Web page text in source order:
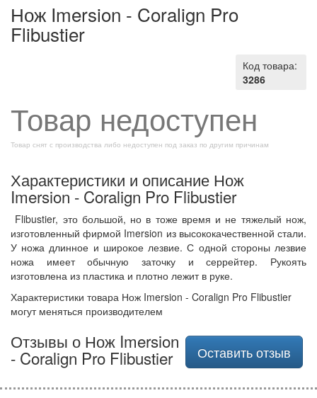
Нож Imersion - Coralign Pro
Flibustier
Код товара:
3286
Товар недоступен
Товар снят с производства либо недоступен под заказ по другим причинам
Характеристики и описание Нож
Imersion - Coralign Pro Flibustier
Flibustier, это большой, но в тоже время и не тяжелый нож,
изготовленный фирмой Imersion из высококачественной стали.
У ножа длинное и широкое лезвие. С одной стороны лезвие
ножа имеет обычную заточку и серрейтер. Рукоять
изготовлена из пластика и плотно лежит в руке.
Характеристики товара Нож Imersion - Coralign Pro Flibustier
могут меняться производителем
Оставить отзыв
Отзывы о Нож Imersion
- Coralign Pro Flibustier